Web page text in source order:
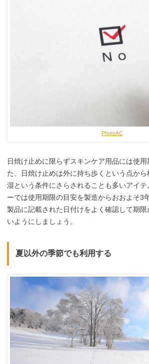
PhotoAC
日焼け止めに限らずスキンケア用品には使用
た、日焼け止めは外に持ち歩くという点か
湿という条件にさらされることも多いアイ
ーでは使用期限の目安を製造からおおよそ3
製品に記載された日付けをよく確認して期
いようにしましょう。
夏以外の季節でも利用する